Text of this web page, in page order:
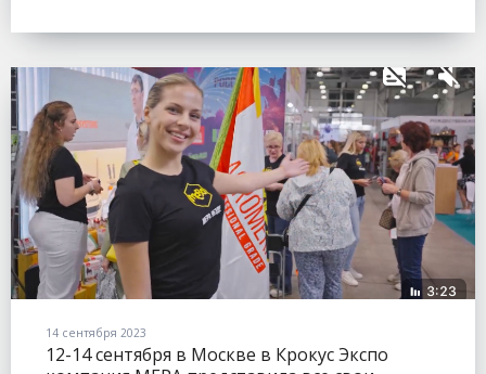
14 сентября 2023
12-14 сентября в Москве в Крокус Экспо